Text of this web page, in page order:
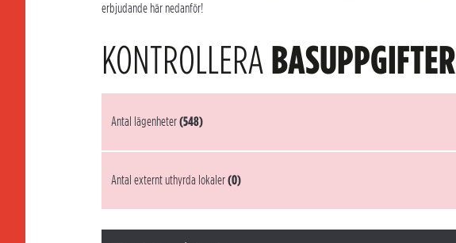
erbjudande här nedanför!
KONTROLLERABASUPPGIFTER
Antal lägenheter(548)
Antal externt uthyrda lokaler(0)